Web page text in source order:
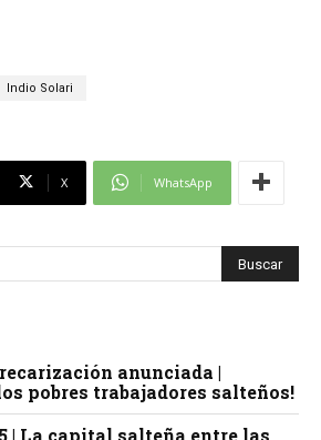
Indio Solari
X WhatsApp
anunciada |
pobres trabajadores salteños!
| La capital salteña entre las